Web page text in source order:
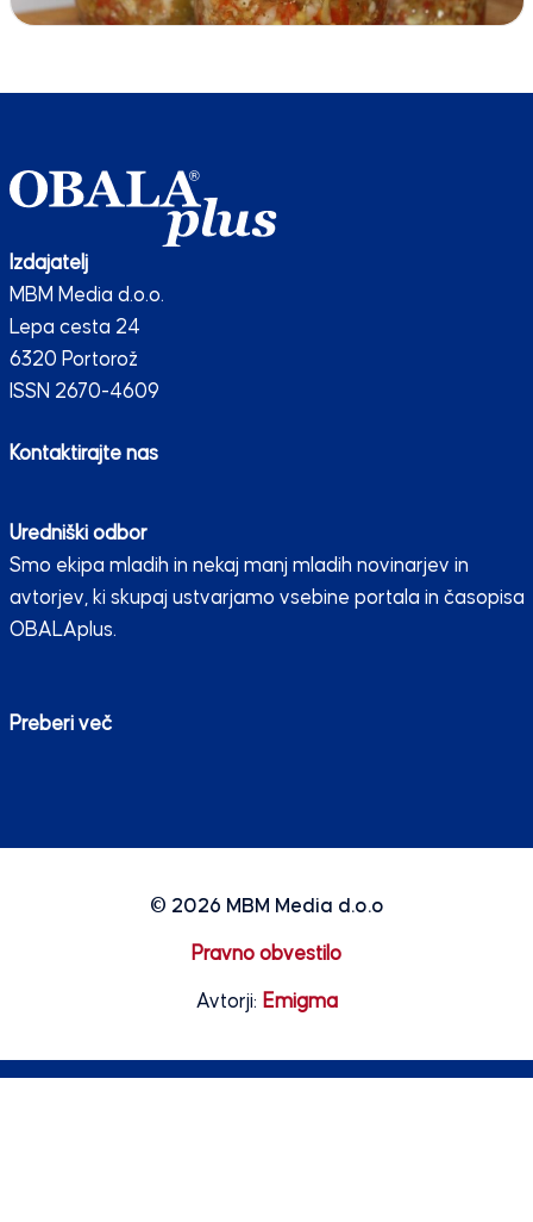
Izdajatelj
MBM Media d.o.o.
Lepa cesta 24
6320 Portorož
ISSN 2670-4609
Kontaktirajte nas
Uredniški odbor
Smo ekipa mladih in nekaj manj mladih novinarjev in
avtorjev, ki skupaj ustvarjamo vsebine portala in časopisa
OBALAplus.
Preberi več
© 2026 MBM Media d.o.o
Pravno obvestilo
Avtorji: Emigma